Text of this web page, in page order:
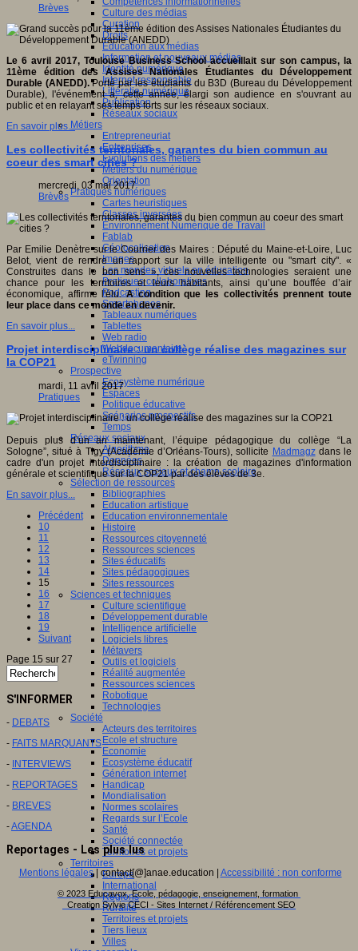
Culture des médias
Curation
Droits
Education aux médias
Information et nouveaux médias
Identité numérique
Internet responsable
Littératie numérique
Publication
Réseaux sociaux
Métiers
Entrepreneuriat
Entreprises
Evolutions des métiers
Métiers du numérique
Orientation
Pratiques numériques
Cartes heuristiques
Classes inversées
Environnement Numérique de Travail
Fablab
Géolocalisation
Images
Les mondes virtuels en éducation
Pratiques collaboratives
Podcasting
Smartphones
Tableaux numériques
Tablettes
Web radio
Webdocumentaire
eTwinning
Prospective
Ecosystème numérique
Espaces
Politique éducative
Scénarios prospectifs
Temps
Réseaux sociaux
Algorithme
Données
Réseaux sociaux et champ scolaire
Sélection de ressources
Bibliographies
Education artistique
Education environnementale
Histoire
Ressources citoyenneté
Ressources sciences
Sites éducatifs
Sites pédagogiques
Sites ressources
Sciences et techniques
Culture scientifique
Développement durable
Intelligence artificielle
Logiciels libres
Métavers
Outils et logiciels
Réalité augmentée
Ressources sciences
Robotique
Technologies
Société
Acteurs des territoires
Ecole et structure
Economie
Ecosystème éducatif
Génération internet
Handicap
Mondialisation
Normes scolaires
Regards sur l’Ecole
Santé
Société connectée
Territoires et projets
Territoires
Europe
International
Régions
Ruralité
Territoires et projets
Tiers lieux
Villes
Brèves
Le 6 avril 2017, Toulouse Business School accueillait sur son campus, la
11ème édition des Assises Nationales Étudiantes du Développement
Durable (ANEDD).Porté par les étudiants du B3D (Bureau du Développement
Durable), l'événement a, cette année, élargi son audience en s'ouvrant au
public et en relayant ses temps forts sur les réseaux sociaux.
En savoir plus...
Les collectivités territoriales, garantes du bien commun au
coeur des smart cities ?
mercredi, 03 mai 2017
Brèves
Par Emilie Denètre sur le Courrier des Maires : Député du Maine-et-Loire, Luc
Belot, vient de rendre un rapport sur la ville intelligente ou "smart city". «
Construites dans le bon sens », ces nouvelles technologies seraient une
chance pour les territoires et leurs habitants, ainsi qu’une bouffée d’air
économique, affirme l'élu.A condition que les collectivités prennent toute
leur place dans ce monde en devenir.
En savoir plus...
Projet interdisciplinaire : un collège réalise des magazines sur
la COP21
mardi, 11 avril 2017
Pratiques
Depuis plus d’un an maintenant, l’équipe pédagogique du collège “La
Sologne”, situé à Tigy (Académie d’Orléans-Tours), sollicite Madmagzdans le
cadre d'un projet interdisciplinaire : la création de magazines d'information
générale et scientifique sur la COP21 par des élèves de 3e.
En savoir plus...
Précédent
10
11
12
13
14
15
16
17
18
19
Suivant
Page 15 sur 27
S'INFORMER
- DEBATS
- FAITS MARQUANTS
- INTERVIEWS
- REPORTAGES
- BREVES
-AGENDA
Reportages - Les plus lus
Mentions légales| contact[@]anae.education | Accessibilité : non conforme
© 2023 Educavox, Ecole, pédagogie, enseignement, formation
Creation Sylvie CECI - Sites Internet / Référencement SEO